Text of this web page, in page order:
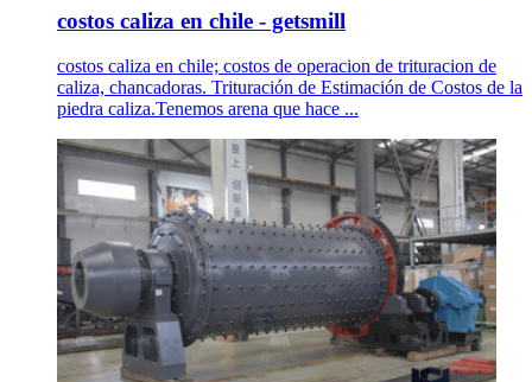
costos caliza en chile - getsmill
costos caliza en chile; costos de operacion de trituracion de
caliza, chancadoras. Trituración de Estimación de Costos de la
piedra caliza.Tenemos arena que hace ...